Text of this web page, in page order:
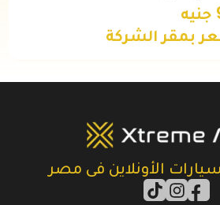
بمقر الشركة
الأونلاين فى مصر